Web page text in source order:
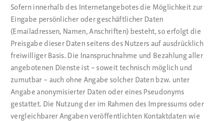
Sofern innerhalb des Internetangebotes die Möglichkeit zur
Eingabe persönlicher oder geschäftlicher Daten
(Emailadressen, Namen, Anschriften) besteht, so erfolgt die
Preisgabe dieser Daten seitens des Nutzers auf ausdrücklich
freiwilliger Basis. Die Inanspruchnahme und Bezahlung aller
angebotenen Dienste ist – soweit technisch möglich und
zumutbar – auch ohne Angabe solcher Daten bzw. unter
Angabe anonymisierter Daten oder eines Pseudonyms
gestattet. Die Nutzung der im Rahmen des Impressums oder
vergleichbarer Angaben veröffentlichten Kontaktdaten wie